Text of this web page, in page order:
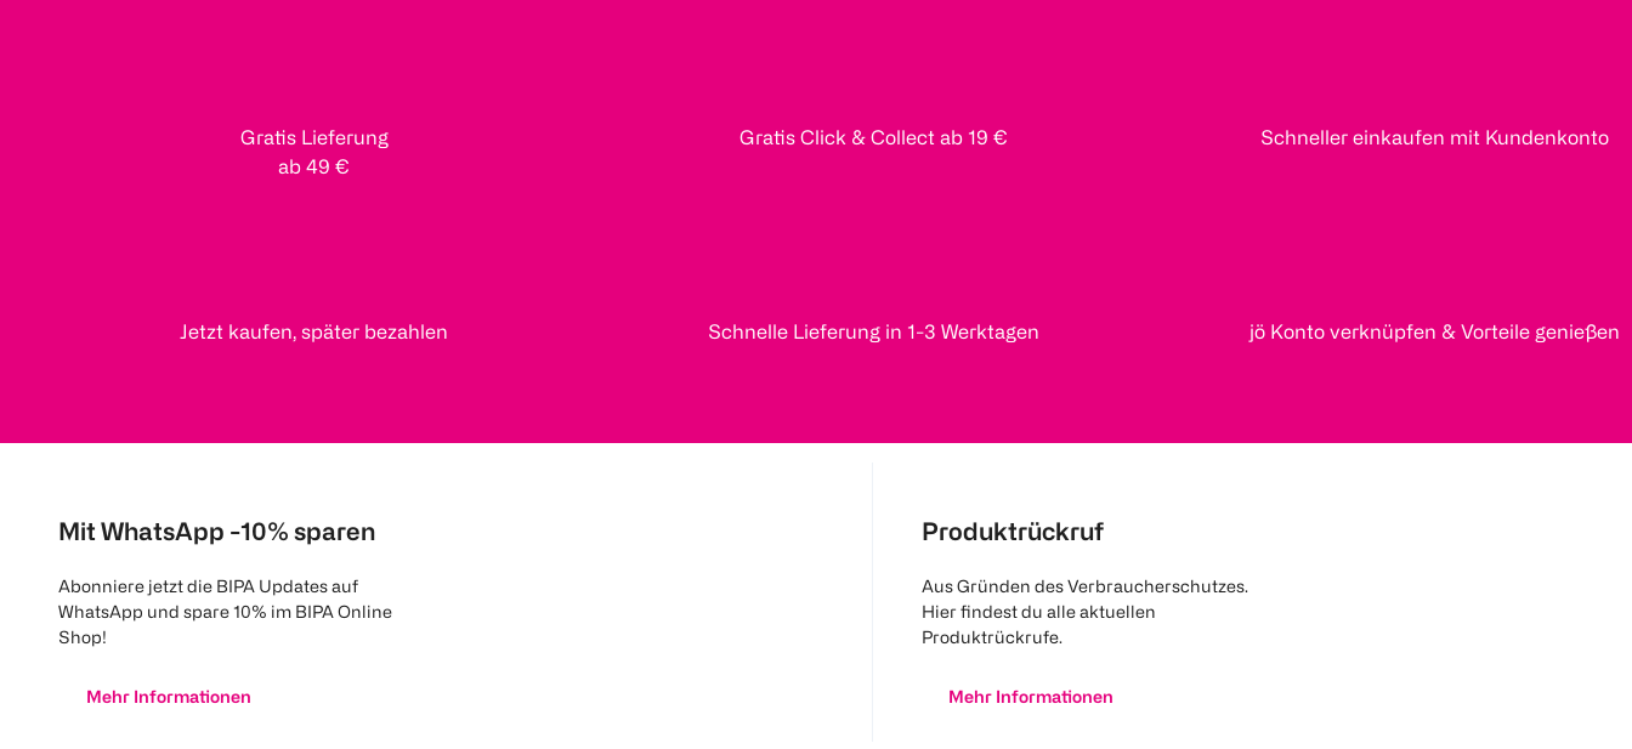
Gratis Lieferung
ab 49 €
Gratis Click & Collect ab 19 € Schneller einkaufen mit Kundenkonto
Jetzt kaufen, später bezahlen Schnelle Lieferung in 1-3 Werktagen jö Konto verknüpfen & Vorteile genießen
Mit WhatsApp -10% sparen
Abonniere jetzt die BIPA Updates auf
WhatsApp und spare 10% im BIPA Online
Shop!
Mehr Informationen
Produktrückruf
Aus Gründen des Verbraucherschutzes.
Hier findest du alle aktuellen
Produktrückrufe.
Mehr Informationen